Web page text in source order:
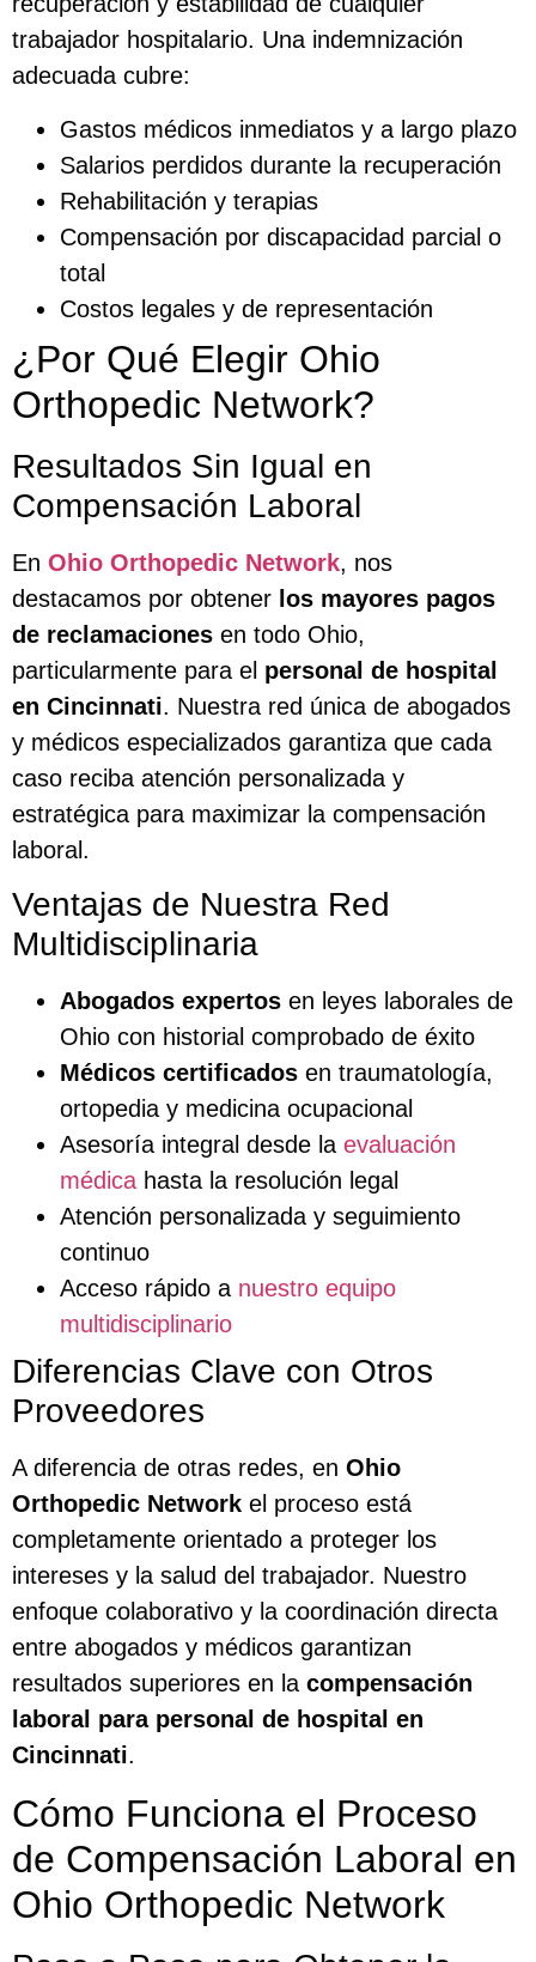
trabajador hospitalario. Una indemnización
adecuada cubre:
Gastos médicos inmediatos y a largo plazo
Salarios perdidos durante la recuperación
Rehabilitación y terapias
Compensación por discapacidad parcial o
total
Costos legales y de representación
¿Por Qué Elegir Ohio
Orthopedic Network?
Resultados Sin Igual en
Compensación Laboral
En Ohio Orthopedic Network, nos
destacamos por obtener los mayores pagos
de reclamaciones en todo Ohio,
particularmente para el personal de hospital
en Cincinnati. Nuestra red única de abogados
y médicos especializados garantiza que cada
caso reciba atención personalizada y
estratégica para maximizar la compensación
laboral.
Ventajas de Nuestra Red
Multidisciplinaria
Abogados expertos en leyes laborales de
Ohio con historial comprobado de éxito
Médicos certificados en traumatología,
ortopedia y medicina ocupacional
Asesoría integral desde la evaluación
médica hasta la resolución legal
Atención personalizada y seguimiento
continuo
Acceso rápido a nuestro equipo
multidisciplinario
Diferencias Clave con Otros
Proveedores
A diferencia de otras redes, en Ohio
Orthopedic Network el proceso está
completamente orientado a proteger los
intereses y la salud del trabajador. Nuestro
enfoque colaborativo y la coordinación directa
entre abogados y médicos garantizan
resultados superiores en la compensación
laboral para personal de hospital en
Cincinnati.
Cómo Funciona el Proceso
de Compensación Laboral en
Ohio Orthopedic Network